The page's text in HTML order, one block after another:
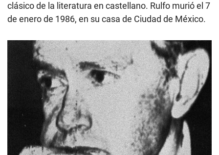
clásico de la literatura en castellano. Rulfo murió el 7
de enero de 1986, en su casa de Ciudad de México.